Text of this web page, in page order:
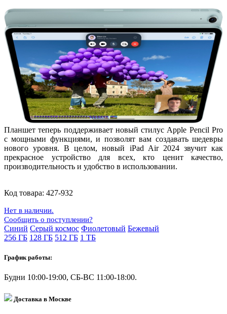
Планшет теперь поддерживает новый стилус Apple Pencil Pro
с мощными функциями, и позволят вам создавать шедевры
нового уровня. В целом, новый iPad Air 2024 звучит как
прекрасное устройство для всех, кто ценит качество,
производительность и удобство в использовании.
Код товара: 427-932
Нет в наличии.
Сообщить о поступлении?
Синий Серый космос Фиолетовый Бежевый
256 ГБ 128 ГБ 512 ГБ 1 ТБ
График работы:
Будни 10:00-19:00, СБ-ВС 11:00-18:00.
Доставка в Москве